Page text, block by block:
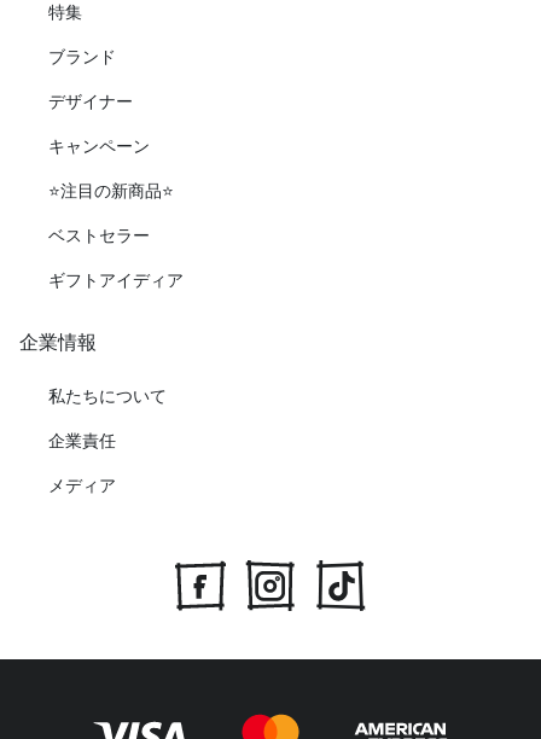
特集
ブランド
デザイナー
キャンペーン
⭐️注目の新商品⭐️
ベストセラー
ギフトアイディア
企業情報
私たちについて
企業責任
メディア